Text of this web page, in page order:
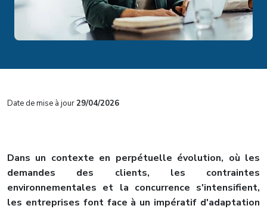
Date de mise à jour29/04/2026
Dans un contexte en perpétuelle évolution, où les
demandes des clients, les contraintes
environnementales et la concurrence s'intensifient,
les entreprises font face à un impératif d'adaptation